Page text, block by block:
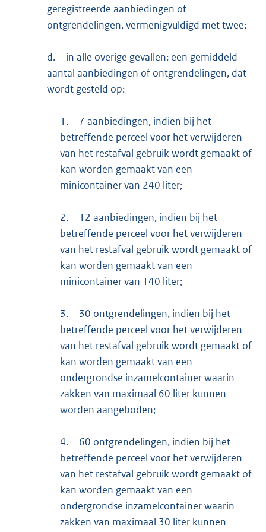
geregistreerde aanbiedingen of
ontgrendelingen, vermenigvuldigd met twee;
d.
in alle overige gevallen: een gemiddeld
aantal aanbiedingen of ontgrendelingen, dat
wordt gesteld op:
1.
7 aanbiedingen, indien bij het
betreffende perceel voor het verwijderen
van het restafval gebruik wordt gemaakt of
kan worden gemaakt van een
minicontainer van 240 liter;
2.
12 aanbiedingen, indien bij het
betreffende perceel voor het verwijderen
van het restafval gebruik wordt gemaakt of
kan worden gemaakt van een
minicontainer van 140 liter;
3.
30 ontgrendelingen, indien bij het
betreffende perceel voor het verwijderen
van het restafval gebruik wordt gemaakt of
kan worden gemaakt van een
ondergrondse inzamelcontainer waarin
zakken van maximaal 60 liter kunnen
worden aangeboden;
4.
60 ontgrendelingen, indien bij het
betreffende perceel voor het verwijderen
van het restafval gebruik wordt gemaakt of
kan worden gemaakt van een
ondergrondse inzamelcontainer waarin
zakken van maximaal 30 liter kunnen